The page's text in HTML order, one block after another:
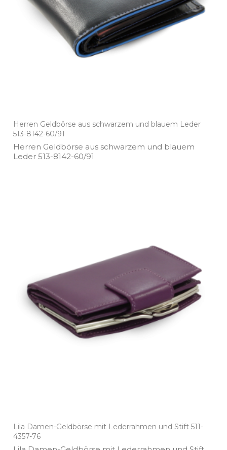
Herren Geldbörse aus schwarzem und blauem Leder
513-8142-60/91
Herren Geldbörse aus schwarzem und blauem
Leder 513­-8142­-60/91
Lila Damen-Geldbörse mit Lederrahmen und Stift 511-
4357-76